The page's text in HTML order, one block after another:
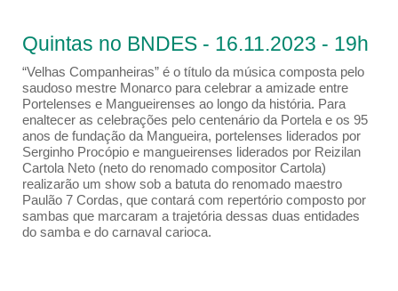
Quintas no BNDES - 16.11.2023 - 19h
“Velhas Companheiras” é o título da música composta pelo
saudoso mestre Monarco para celebrar a amizade entre
Portelenses e Mangueirenses ao longo da história. Para
enaltecer as celebrações pelo centenário da Portela e os 95
anos de fundação da Mangueira, portelenses liderados por
Serginho Procópio e mangueirenses liderados por Reizilan
Cartola Neto (neto do renomado compositor Cartola)
realizarão um show sob a batuta do renomado maestro
Paulão 7 Cordas, que contará com repertório composto por
sambas que marcaram a trajetória dessas duas entidades
do samba e do carnaval carioca.